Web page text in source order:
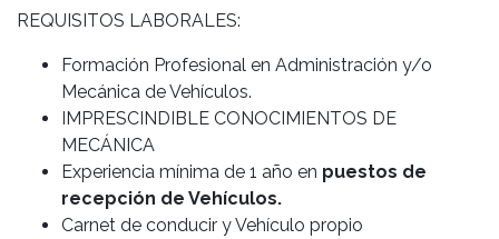
REQUISITOS LABORALES:
Formación Profesional en Administración y/o
Mecánica de Vehículos.
IMPRESCINDIBLE CONOCIMIENTOS DE
MECÁNICA
Experiencia mínima de 1 año en puestos de
recepción de Vehículos.
Carnet de conducir y Vehículo propio